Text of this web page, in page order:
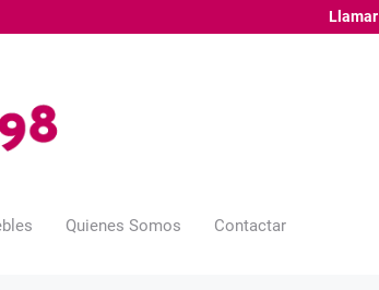
Llamar
Quienes Somos Contactar